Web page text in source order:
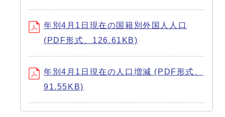
年別4月1日現在の国籍別外国人人口
(PDF形式、126.61KB)
年別4月1日現在の人口増減 (PDF形式、
91.55KB)